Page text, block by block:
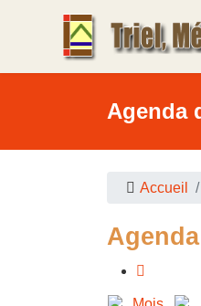
Agenda
Accueil